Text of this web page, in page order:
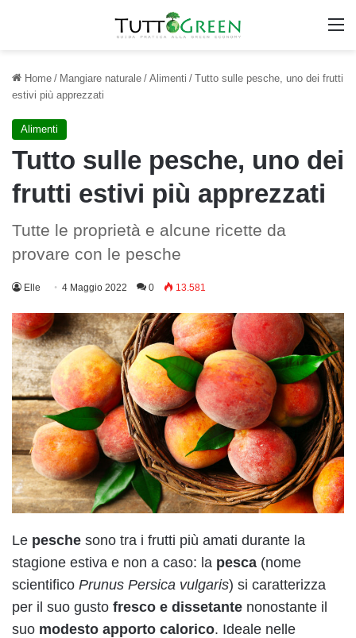
Home / Mangiare naturale / Alimenti / Tutto sulle pesche, uno dei frutti
estivi più apprezzati
Alimenti
Tutto sulle pesche, uno dei
frutti estivi più apprezzati
Tutte le proprietà e alcune ricette da
provare con le pesche
Elle 4 Maggio 2022 0 13.581
Le pesche sono tra i frutti più amati durante la
stagione estiva e non a caso: la pesca (nome
scientifico Prunus Persica vulgaris) si caratterizza
per il suo gusto fresco e dissetante nonostante il
suo modesto apporto calorico. Ideale nelle